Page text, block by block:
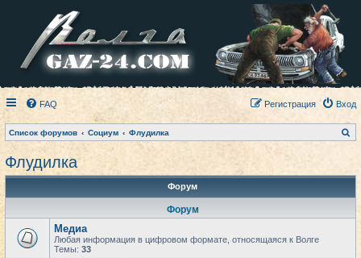
FAQ Вход
Регистрация
Список форумов Социум Флудилка
о
Флудилка
Форум
Форум
Медиа
Любая информация в цифровом формате, относящаяся к Волге
Темы: 33